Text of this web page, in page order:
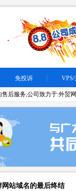
免投诉 VPS/
后服务,公司致力于:外贸
网站域名的最后终结